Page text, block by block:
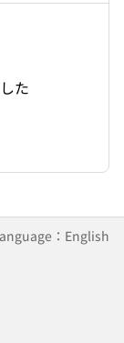
た
：English